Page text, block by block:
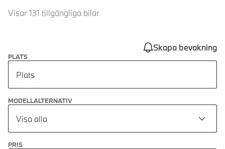
Visar 131 tillgängliga bilar
Skapa bevakning
PLATS
Plats
MODELLALTERNATIV
Visa alla
PRIS